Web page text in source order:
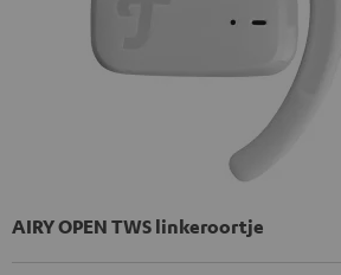
AIRY OPEN TWS linkeroortje